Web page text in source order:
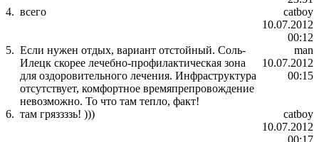
4. всего
catboy
10.07.2012
00:12
5. Если нужен отдых, вариант отстойный. Соль-
Илецк скорее лечебно-профилактическая зона
для оздоровительного лечения. Инфраструктура
отсутствует, комфортное времяпрепровождение
невозможно. То что там тепло, факт!
man
10.07.2012
00:15
6. там гряззззь! )))
catboy
10.07.2012
00:17